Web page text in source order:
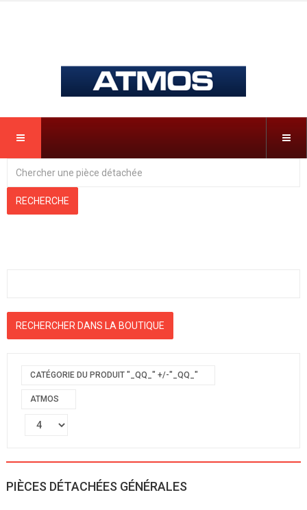
CATÉGORIE DU PRODUIT "_QQ_" +/-"_QQ_"
ATMOS
PIÈCES DÉTACHÉES GÉNÉRALES